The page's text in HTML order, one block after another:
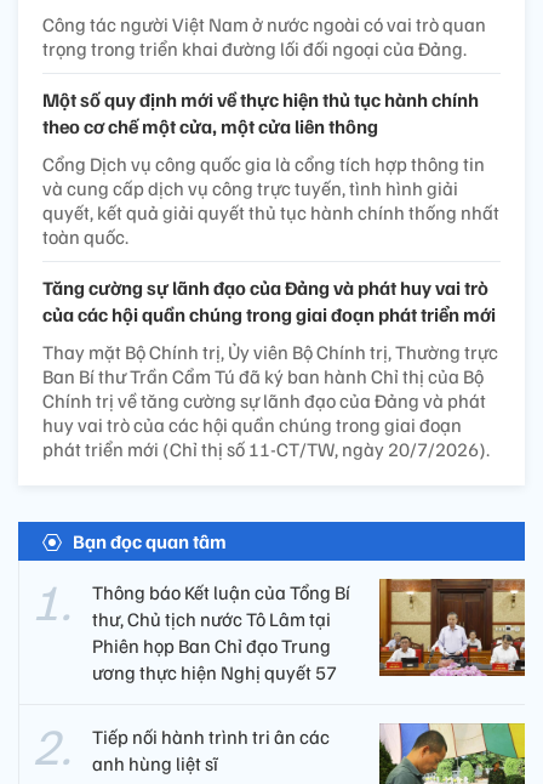
Công tác người Việt Nam ở nước ngoài có vai trò quan
trọng trong triển khai đường lối đối ngoại của Đảng.
Một số quy định mới về thực hiện thủ tục hành chính
theo cơ chế một cửa, một cửa liên thông
Cổng Dịch vụ công quốc gia là cổng tích hợp thông tin
và cung cấp dịch vụ công trực tuyến, tình hình giải
quyết, kết quả giải quyết thủ tục hành chính thống nhất
toàn quốc.
Tăng cường sự lãnh đạo của Đảng và phát huy vai trò
của các hội quần chúng trong giai đoạn phát triển mới
Thay mặt Bộ Chính trị, Ủy viên Bộ Chính trị, Thường trực
Ban Bí thư Trần Cẩm Tú đã ký ban hành Chỉ thị của Bộ
Chính trị về tăng cường sự lãnh đạo của Đảng và phát
huy vai trò của các hội quần chúng trong giai đoạn
phát triển mới (Chỉ thị số 11-CT/TW, ngày 20/7/2026).
Bạn đọc quan tâm
Thông báo Kết luận của Tổng Bí
thư, Chủ tịch nước Tô Lâm tại
Phiên họp Ban Chỉ đạo Trung
ương thực hiện Nghị quyết 57
Tiếp nối hành trình tri ân các
anh hùng liệt sĩ ​